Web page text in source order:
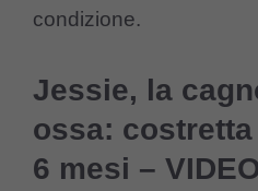
condizione.
Jessie, la
ossa:
6 mesi –